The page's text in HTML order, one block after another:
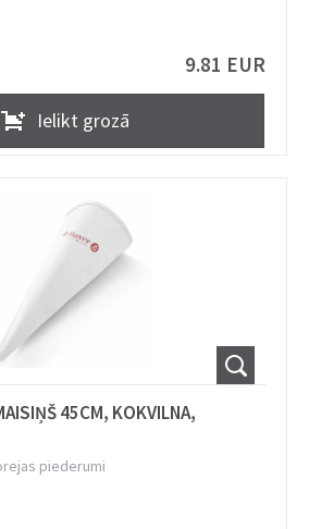
9.81 EUR
Ielikt grozā
45CM, KOKVILNA,
piederumi